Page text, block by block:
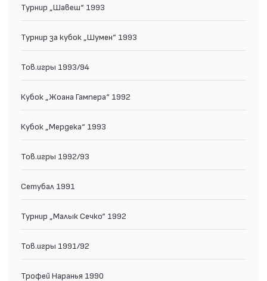
Турнир „Шавеш“ 1993
Турнир за кубок „Шумен“ 1993
Тов.игры 1993/94
Кубок „Жоана Гампера“ 1992
Кубок „Мердека“ 1993
Тов.игры 1992/93
Сетубал 1991
Турнир „Малык Сечко“ 1992
Тов.игры 1991/92
Трофей Наранья 1990